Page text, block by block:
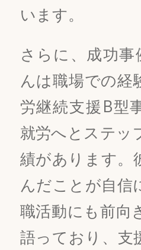
います。
さらに、成功事
んは職場での経
労継続支援B型
就労へとステッ
績があります。
んだことが自信
職活動にも前向
語っており、支